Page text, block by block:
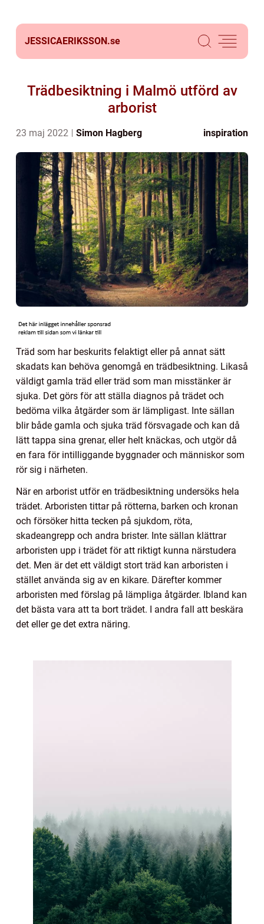
JESSICAERIKSSON.se
Trädbesiktning i Malmö utförd av
arborist
23 maj 2022 Simon Hagberg inspiration
Träd som har beskurits felaktigt eller på annat sätt
skadats kan behöva genomgå en trädbesiktning. Likaså
väldigt gamla träd eller träd som man misstänker är
sjuka. Det görs för att ställa diagnos på trädet och
bedöma vilka åtgärder som är lämpligast. Inte sällan
blir både gamla och sjuka träd försvagade och kan då
lätt tappa sina grenar, eller helt knäckas, och utgör då
en fara för intilliggande byggnader och människor som
rör sig i närheten.
När en arborist utför en trädbesiktning undersöks hela
trädet. Arboristen tittar på rötterna, barken och kronan
och försöker hitta tecken på sjukdom, röta,
skadeangrepp och andra brister. Inte sällan klättrar
arboristen upp i trädet för att riktigt kunna närstudera
det. Men är det ett väldigt stort träd kan arboristen i
stället använda sig av en kikare. Därefter kommer
arboristen med förslag på lämpliga åtgärder. Ibland kan
det bästa vara att ta bort trädet. I andra fall att beskära
det eller ge det extra näring.